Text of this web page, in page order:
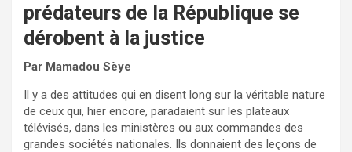
prédateurs de la République se
dérobent à la justice
Par Mamadou Sèye
Il y a des attitudes qui en disent long sur la véritable nature
de ceux qui, hier encore, paradaient sur les plateaux
télévisés, dans les ministères ou aux commandes des
grandes sociétés nationales. Ils donnaient des leçons de